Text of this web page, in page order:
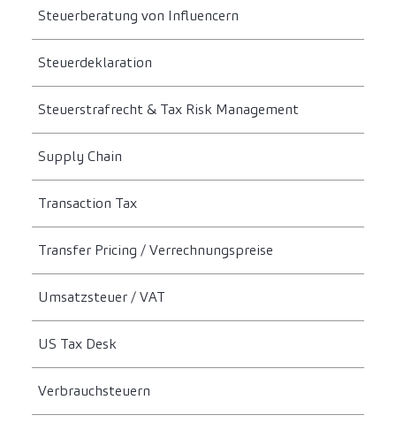
Steuerberatung von Influencern
Steuerdeklaration
Steuerstrafrecht & Tax Risk Management
Supply Chain
Transaction Tax
Transfer Pricing / Verrechnungspreise
Umsatzsteuer / VAT
US Tax Desk
Verbrauchsteuern